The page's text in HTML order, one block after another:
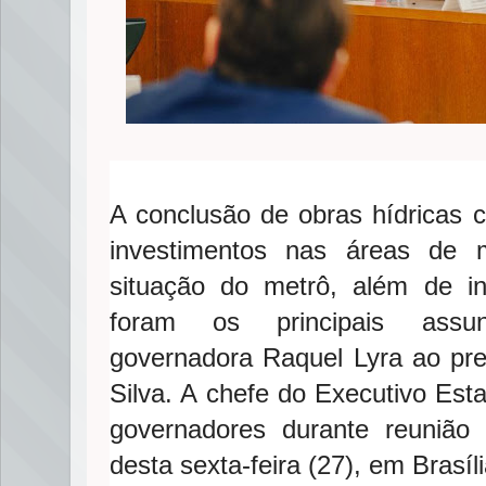
A conclusão de obras hídricas
investimentos nas áreas de
situação do metrô, além de
foram os principais
governadora Raquel Lyra ao
Silva. A chefe do Executivo
governadores durante
desta sexta-feira (27), em